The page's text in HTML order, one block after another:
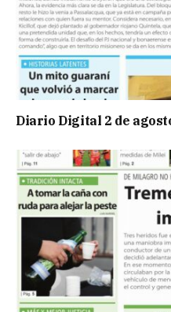
Diario Digital 2 de